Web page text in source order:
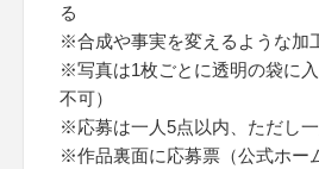
る
※合成や事実を変えるような加
※写真は1枚ごとに透明の袋に
不可）
※応募は一人5点以内、ただし
※作品裏面に応募票（公式ホー